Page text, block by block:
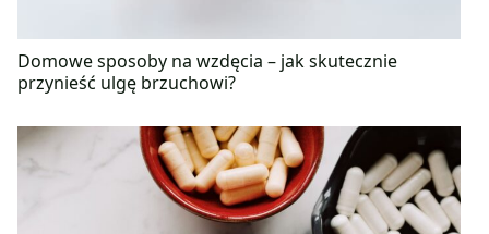
Domowe sposoby na wzdęcia – jak skutecznie
przynieść ulgę brzuchowi?